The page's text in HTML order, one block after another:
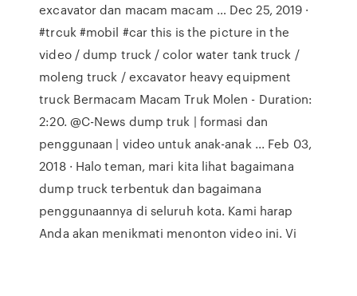
excavator dan macam macam … Dec 25, 2019 ·
#trcuk #mobil #car this is the picture in the
video / dump truck / color water tank truck /
moleng truck / excavator heavy equipment
truck Bermacam Macam Truk Molen - Duration:
2:20. @C-News dump truk | formasi dan
penggunaan | video untuk anak-anak ... Feb 03,
2018 · Halo teman, mari kita lihat bagaimana
dump truck terbentuk dan bagaimana
penggunaannya di seluruh kota. Kami harap
Anda akan menikmati menonton video ini. Vi